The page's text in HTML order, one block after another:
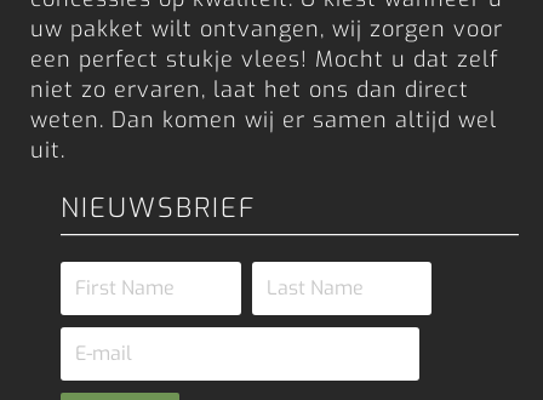
uw pakket wilt ontvangen, wij zorgen voor
een perfect stukje vlees! Mocht u dat zelf
niet zo ervaren, laat het ons dan direct
weten. Dan komen wij er samen altijd wel
uit.
NIEUWSBRIEF